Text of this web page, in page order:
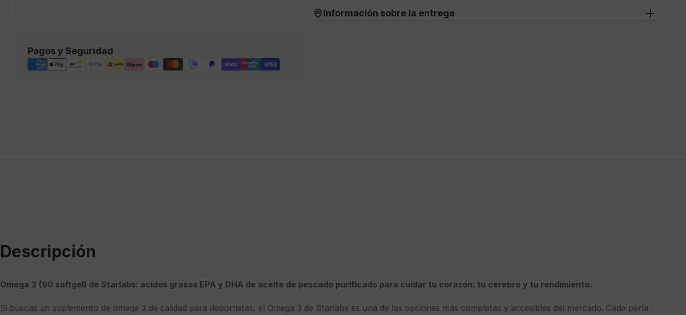
Pagos y Seguridad
Métodos
de
Información sobre la entrega
Descripción
Omega 3 (90 softgel) de Starlabs: ácidos grasos EPA y DHA de aceite de pescado purificado para cuidar tu corazón, tu cerebro y tu rendimiento.
Si buscas un suplemento de omega 3 de calidad para deportistas, el Omega 3 de Starlabs es una de las opciones más completas y accesibles del mercado. Cada perla